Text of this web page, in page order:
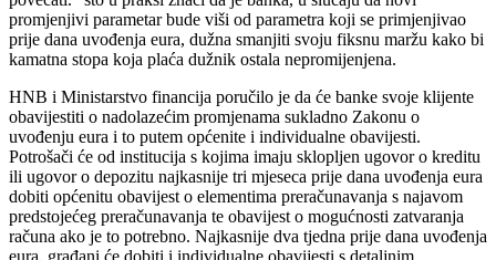
promjenjivi parametar bude viši od parametra koji se primjenjivao
prije dana uvođenja eura, dužna smanjiti svoju fiksnu maržu kako bi
kamatna stopa koja plaća dužnik ostala nepromijenjena.
HNB i Ministarstvo financija poručilo je da će banke svoje klijente
obavijestiti o nadolazećim promjenama sukladno Zakonu o
uvođenju eura i to putem općenite i individualne obavijesti.
Potrošači će od institucija s kojima imaju sklopljen ugovor o kreditu
ili ugovor o depozitu najkasnije tri mjeseca prije dana uvođenja eura
dobiti općenitu obavijest o elementima preračunavanja s najavom
predstojećeg preračunavanja te obavijest o mogućnosti zatvaranja
računa ako je to potrebno. Najkasnije dva tjedna prije dana uvođenja
eura, građani će dobiti i individualne obavijesti s detaljnim